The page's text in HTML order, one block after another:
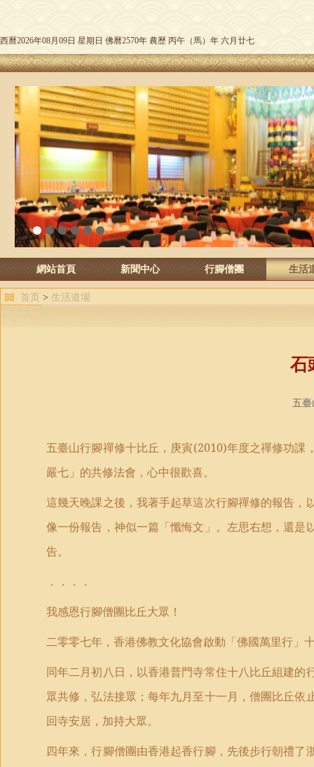
西曆2026年08月09日 星期日 佛曆2570年 農歷 丙午（馬）年 六月廿七
1 2 3 4 5 6
網站首頁 新聞中心 行腳僧團 生活
首页 > 生活道場
石
五臺
五臺山行腳禪修十比丘，庚寅(2010)年度之禪修功課
嚴七」的共修法會，心中很歡喜。
這幾天晚課之後，我著手起草這次行腳禪修的報告
像一份報告，神似一篇「懺悔文」。左思右想，還
告。
．．．．
我感恩行腳僧團比丘大眾！
二零零七年，香港佛教文化協會啟動「佛國萬里行」
同年二月初八日，以香港普門寺常住十八比丘組建
眾共修，弘法接眾；每年九月至十一月，僧團比丘
回寺安居，加持大眾。
四年來，行腳僧團由香港起香行腳，先後步行朝禮